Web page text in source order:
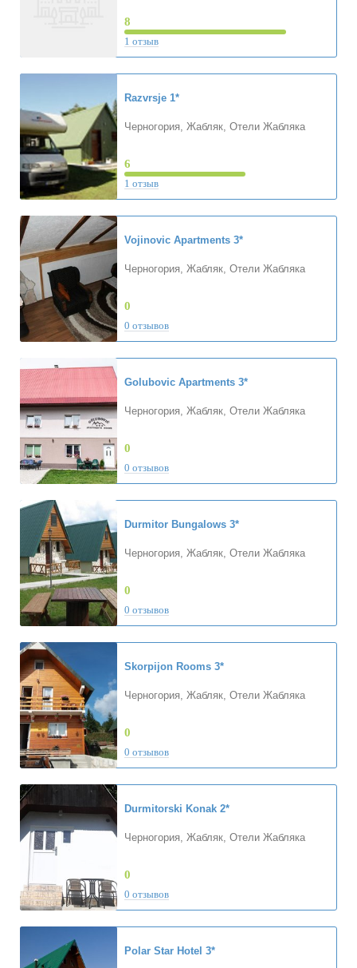
8
1 отзыв
Razvrsje 1*
Черногория, Жабляк, Отели Жабляка
6
1 отзыв
Vojinovic Apartments 3*
Черногория, Жабляк, Отели Жабляка
0
0 отзывов
Golubovic Apartments 3*
Черногория, Жабляк, Отели Жабляка
0
0 отзывов
Durmitor Bungalows 3*
Черногория, Жабляк, Отели Жабляка
0
0 отзывов
Skorpijon Rooms 3*
Черногория, Жабляк, Отели Жабляка
0
0 отзывов
Durmitorski Konak 2*
Черногория, Жабляк, Отели Жабляка
0
0 отзывов
Polar Star Hotel 3*